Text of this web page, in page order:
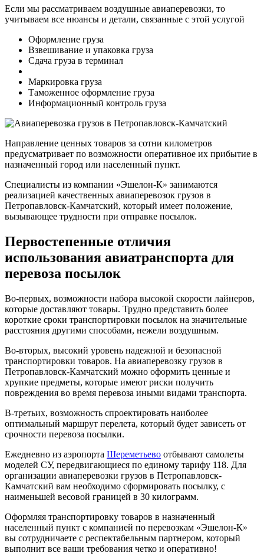
Если мы рассматриваем воздушные авиаперевозки, то
учитываем все нюансы и детали, связанные с этой услугой
Оформление груза
Взвешивание и упаковка груза
Сдача груза в терминал
Маркировка груза
Таможенное оформление груза
Информационный контроль груза
Направление ценных товаров за сотни километров
предусматривает по возможности оперативное их прибытие в
назначенный город или населенный пункт.
Специалисты из компании «Эшелон-К» занимаются
реализацией качественных авиаперевозок грузов в
Петропавловск-Камчатский, который имеет положение,
вызывающее трудности при отправке посылок.
Первостепенные отличия
использования авиатранспорта для
перевоза посылок
Во-первых, возможности набора высокой скорости лайнеров,
которые доставляют товары. Трудно представить более
короткие сроки транспортировки посылок на значительные
расстояния другими способами, нежели воздушным.
Во-вторых, высокий уровень надежной и безопасной
транспортировки товаров. На авиаперевозку грузов в
Петропавловск-Камчатский можно оформить ценные и
хрупкие предметы, которые имеют риски получить
повреждения во время перевоза иными видами транспорта.
В-третьих, возможность спроектировать наиболее
оптимальный маршрут перелета, который будет зависеть от
срочности перевоза посылки.
Ежедневно из аэропорта Шереметьево отбывают самолеты
моделей СУ, передвигающиеся по единому тарифу 118. Для
организации авиаперевозки грузов в Петропавловск-
Камчатский вам необходимо сформировать посылку, с
наименьшей весовой границей в 30 килограмм.
Оформляя транспортировку товаров в назначенный
населенный пункт с компанией по перевозкам «Эшелон-К»
вы сотрудничаете с респектабельным партнером, который
выполнит все ваши требования четко и оперативно!